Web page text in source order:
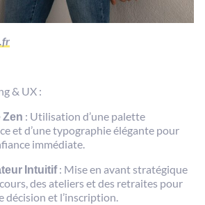
& UX :
Zen : Utilisation d’une palette
et d’une typographie élégante pour
immédiate.
Intuitif: Mise en avant stratégique
des ateliers et des retraites pour
décision et l’inscription.